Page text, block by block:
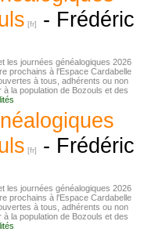
- Frédéric
les journées généalogiques 2026
prochains à l'Espace Cardabelle
à tous, adhérents ou non
la population de Bozouls et des
- Frédéric
les journées généalogiques 2026
prochains à l'Espace Cardabelle
à tous, adhérents ou non
la population de Bozouls et des